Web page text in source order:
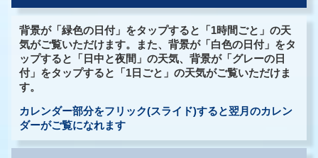
背景が「緑色の日付」をタップすると「1時間ごと」の天
気がご覧いただけます。また、背景が「白色の日付」をタ
ップすると「日中と夜間」の天気、背景が「グレーの日
付」をタップすると「1日ごと」の天気がご覧いただけま
す。
カレンダー部分をフリック(スライド)すると翌月のカレン
ダーがご覧になれます